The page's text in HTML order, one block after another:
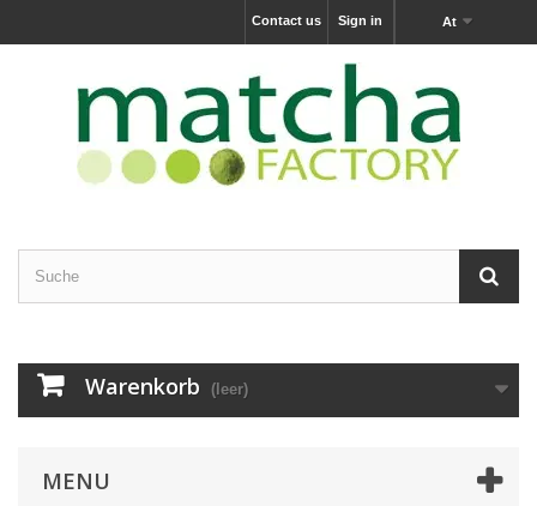
At
Sign in
Contact us
Warenkorb (leer)
MENU